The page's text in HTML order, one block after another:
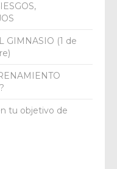
GIMNASIO (1 de
tu objetivo de